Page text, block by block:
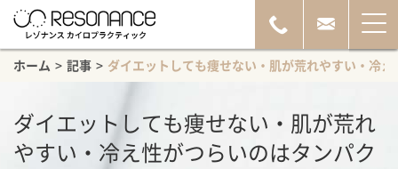
ホーム > 記事 > ダイエットしても痩せない・肌が荒れやすい・冷
ダイエットしても痩せない・肌が荒れ
やすい・冷え性がつらいのはタンパク